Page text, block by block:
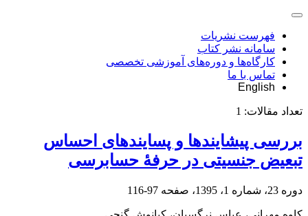
فهرست نشریات
سامانه نشر کتاب
کارگاه‌ها و دوره‌های آموزشی تخصصی
تماس با ما
English
تعداد مقالات: 1
بررسی پیشایندها و پسایندهای احساس
تبعیض جنسیتی در حرفۀ حسابرسی
دوره 23، شماره 1، 1395، صفحه 97-116